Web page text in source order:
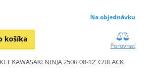
Na objednávku
košíka
Porovnať
KAWASAKI NINJA 250R 08-12' C/BLACK